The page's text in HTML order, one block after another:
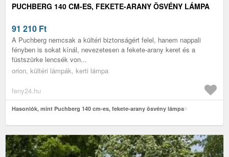
PUCHBERG 140 CM-ES, FEKETE-ARANY ÖSVÉNY LÁMPA
91 210 Ft
A Puchberg nemcsak a kültéri biztonságért felel, hanem nappali
fényben is sokat kínál, nevezetesen a fekete-arany keret és a
füstszürke lencsék von...
orion, kültéri lámpák, kerti lámpa
feny24.hu
Hasonlók, mint Puchberg 140 cm-es, fekete-arany ösvény lámpa